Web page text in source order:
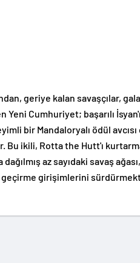
geriye kalan savaşçılar,
Yeni Cumhuriyet; başarılı
bir Mandaloryalı ödül
Bu ikili, Rotta the Hutt'ı
az sayıdaki savaş
geçirme girişimlerini